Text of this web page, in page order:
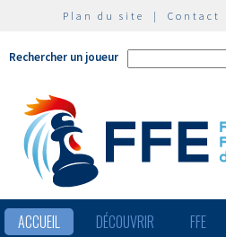
Plan du site | Contact
Rechercher un joueur
ACCUEIL DÉCOUVRIR FFE